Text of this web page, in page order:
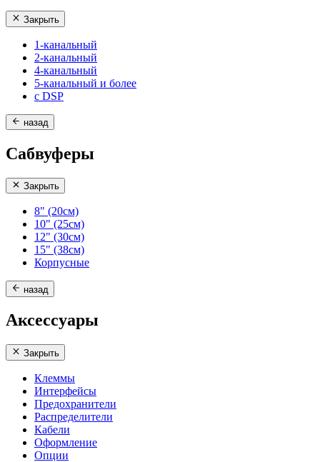
Закрыть
1-канальный
2-канальный
4-канальный
5-канальный и более
с DSP
назад
Сабвуферы
Закрыть
8" (20см)
10" (25см)
12" (30см)
15" (38см)
Корпусные
назад
Аксессуары
Закрыть
Клеммы
Интерфейсы
Предохранители
Распределители
Кабели
Оформление
Опции